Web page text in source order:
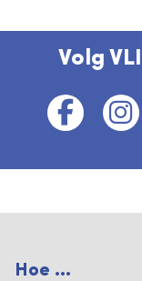
Volg
Hoe ...